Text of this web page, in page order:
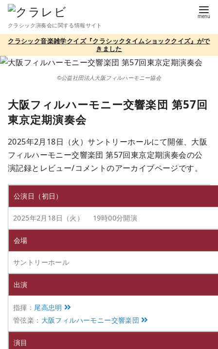
テ
ツ
クラシック演奏会に関する情報サイト
クラシック音楽雑学クイズ『クラシックタイムショッククイズ』がで
きました
©公益社団法人大阪フィルハーモニー協会
大阪フィルハーモニー交響楽団 第57回
東京定期演奏会
2025年2月18日（火）サントリーホールにて開催、大阪
フィルハーモニー交響楽団 第57回東京定期演奏会の公
演記録とレビュー/コメントのアーカイブページです。
公演日（初日）
2025年2月18日（火） 19時00分開演
会場
サントリーホール
出演
指揮： 尾高忠明
管弦楽： 大阪フィルハーモニー交響楽団
演目